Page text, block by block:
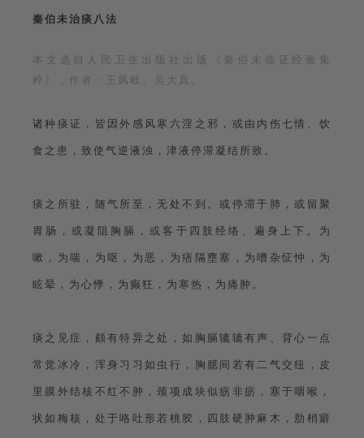
秦伯未治痰八法
本文选自人民卫生出版社出版《秦伯未临证经验集
粹》，作者：王凤岐、吴大真。
诸种痰证，皆因外感风寒六淫之邪，或由内伤七情、饮
食之患，致使气逆液浊，津液停滞凝结所致。
痰之所驻，随气所至，无处不到。或停滞于肺，或留聚
胃肠，或凝阻胸膈，或客于四肢经络、遍身上下。为
嗽，为喘，为呕，为恶，为痞隔壅塞，为嘈杂怔忡，为
眩晕，为心悸，为癫狂，为寒热，为痛肿。
痰之见症，颇有特异之处，如胸膈辘辘有声、背心一点
常觉冰冷，浑身习习如虫行，胸臆间若有二气交纽，皮
里膜外结核不红不肿，颈项成块似疬非疬，塞于咽喉，
状如梅核，处于咯吐形若桃胶，四肢硬肿麻木，肋梢癖